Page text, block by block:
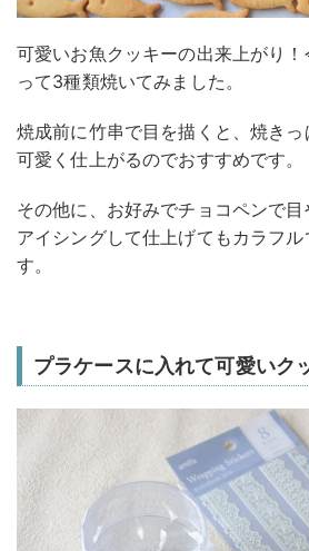
可愛いお魚クッキーの出来上がり
って3種類焼いてみました。
焼成前に竹串で目を描くと、焼き
可愛く仕上がるのでおすすめです。
その他に、お好みでチョコペンで目
アイシングして仕上げてもカラフル
す。
プラケースに入れて可愛いク